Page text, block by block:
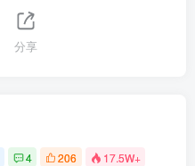
分享
4 206 17.5W+